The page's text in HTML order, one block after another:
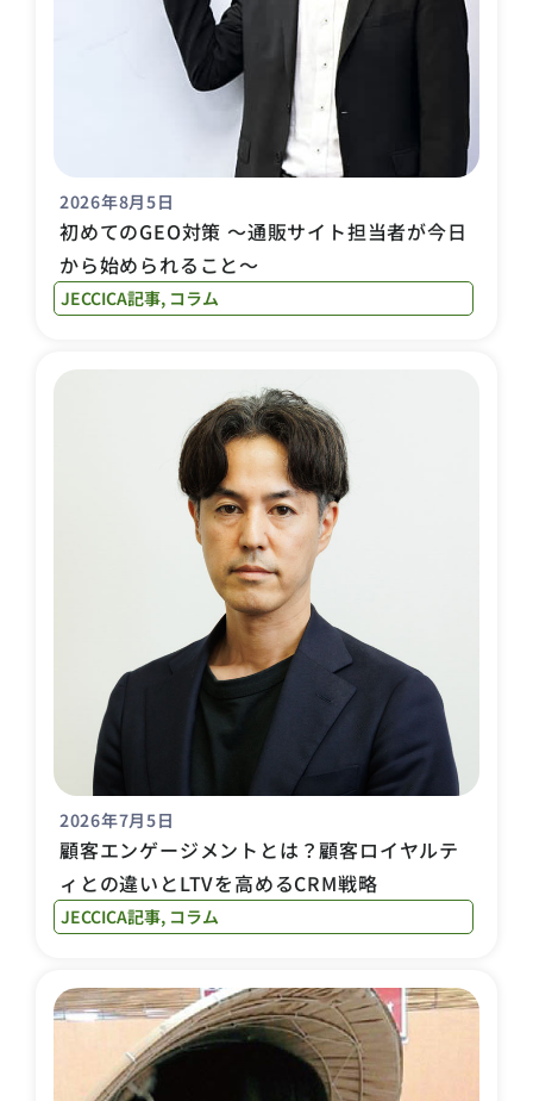
2026年8月5日
初めてのGEO対策 〜通販サイト担当者が今日
から始められること〜
JECCICA記事, コラム
2026年7月5日
顧客エンゲージメントとは？顧客ロイヤルテ
ィとの違いとLTVを高めるCRM戦略
JECCICA記事, コラム